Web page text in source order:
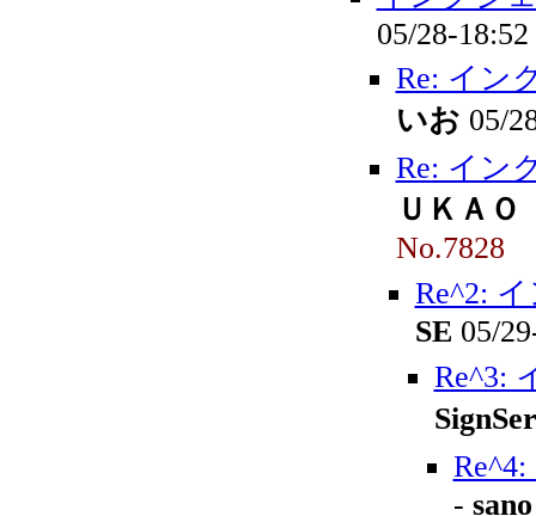
05/28-18:52
Re: イン
いお 05/
Re: イン
ＵＫＡ
No.7828
Re^2:
SE 05/
Re^3:
-